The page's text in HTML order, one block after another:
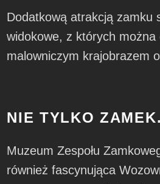
Dodatkową atrakcją zamku
widokowe, z których można
malowniczym krajobrazem
NIE TYLKO
Muzeum Zespołu
również fascynująca